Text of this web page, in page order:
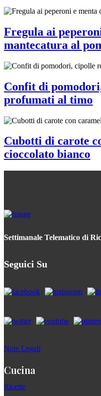
Fregula ai
mantecatura al
Confit di
profumati al timo
Cubotti di carote
cioccolato bianco
Settimanale Telematico di
Seguici Su
Note Legali
Cucina
Ricette